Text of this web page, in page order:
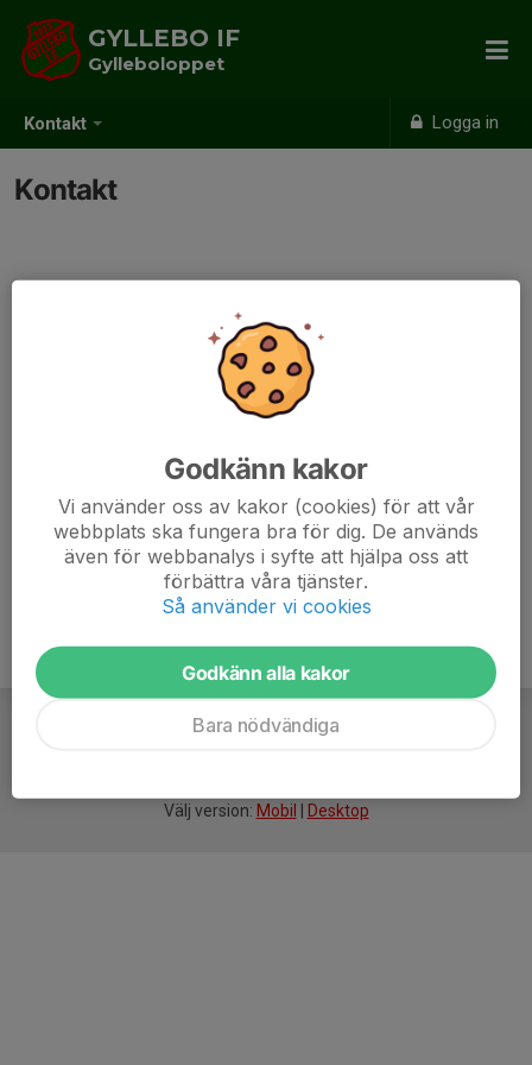
Kontakt Logga in
GYLLEBO IF
Gylleboloppet
Kontakt
Välj version: Mobil Desktop
Godkänn kakor
Vi använder oss av kakor (cookies) för att vår
webbplats ska fungera bra för dig. De används
även för webbanalys i syfte att hjälpa oss att
förbättra våra tjänster.
Så använder vi cookies
Godkänn alla kakor
Bara nödvändiga